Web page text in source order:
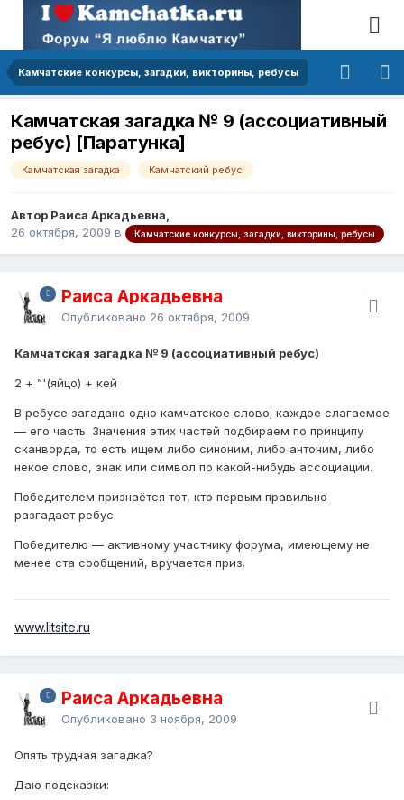
Камчатские конкурсы, загадки, викторины, ребусы
Камчатская загадка № 9 (ассоциативный
ребус) [Паратунка]
Камчатская загадка Камчатский ребус
Автор Раиса Аркадьевна,
26 октября, 2009 в Камчатские конкурсы, загадки, викторины, ребусы
Раиса Аркадьевна
Опубликовано 26 октября, 2009
Камчатская загадка № 9 (ассоциативный ребус)
2 + ”'(яйцо) + кей
В ребусе загадано одно камчатское слово; каждое слагаемое
— его часть. Значения этих частей подбираем по принципу
сканворда, то есть ищем либо синоним, либо антоним, либо
некое слово, знак или символ по какой-нибудь ассоциации.
Победителем признаётся тот, кто первым правильно
разгадает ребус.
Победителю — активному участнику форума, имеющему не
менее ста сообщений, вручается приз.
www.litsite.ru
Раиса Аркадьевна
Опубликовано 3 ноября, 2009
Опять трудная загадка?
Даю подсказки: